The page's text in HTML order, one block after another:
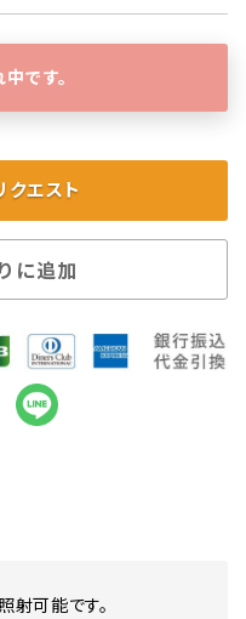
です。
エスト
に追加
可能です。